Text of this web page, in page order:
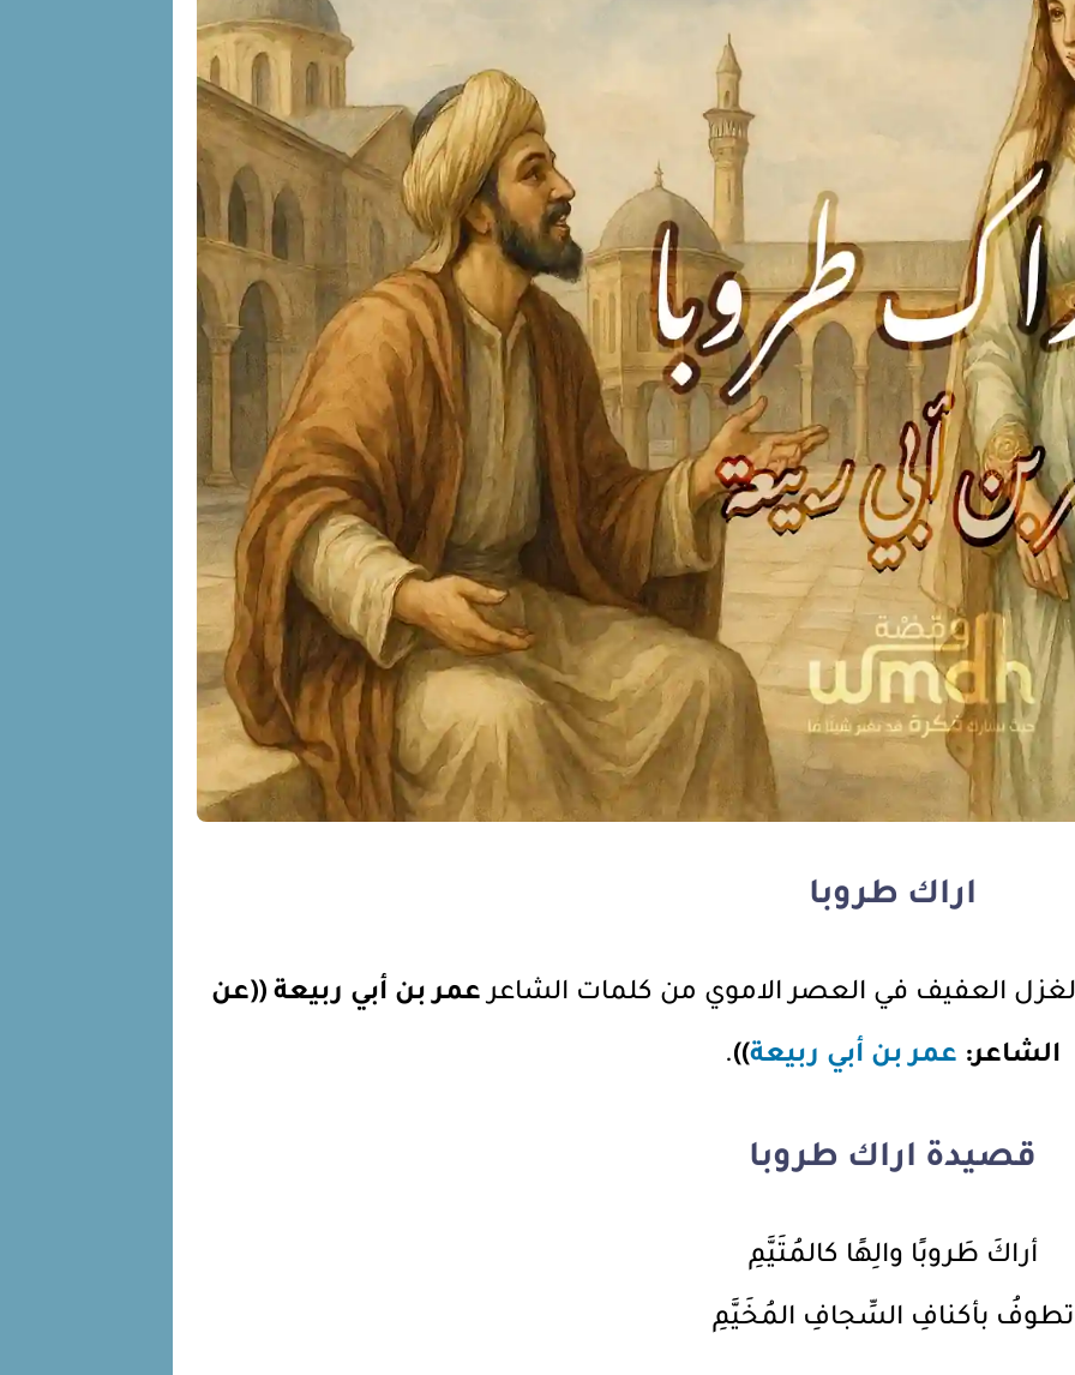
اراك طروبا
العفيف في العصر الاموي من كلمات الشاعر عمر بن أبي ربيعة ((عن
الشاعر: عمر بن أبي ربيعة))
.
قصيدة اراك طروبا
أراكَ طَروبًا والِهًا كالمُتَيَّمِ
تطوفُ بأكنافِ السِّجافِ المُخَيَّمِ